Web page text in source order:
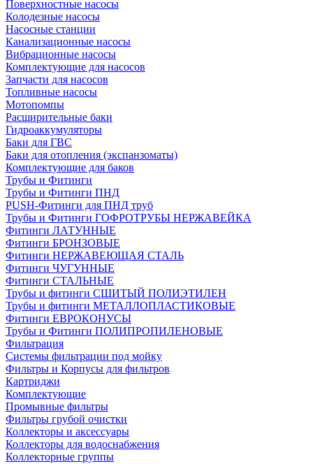
Поверхностные насосы
Колодезные насосы
Насосные станции
Канализационные насосы
Вибрационные насосы
Комплектующие для насосов
Запчасти для насосов
Топливные насосы
Мотопомпы
Расширительные баки
Гидроаккумуляторы
Баки для ГВС
Баки для отопления (экспанзоматы)
Комплектующие для баков
Трубы и Фитинги
Трубы и Фитинги ПНД
PUSH-Фитинги для ПНД труб
Трубы и Фитинги ГОФРОТРУБЫ НЕРЖАВЕЙКА
Фитинги ЛАТУННЫЕ
Фитинги БРОНЗОВЫЕ
Фитинги НЕРЖАВЕЮЩАЯ СТАЛЬ
Фитинги ЧУГУННЫЕ
Фитинги СТАЛЬНЫЕ
Трубы и фитинги СШИТЫЙ ПОЛИЭТИЛЕН
Трубы и фитинги МЕТАЛЛОПЛАСТИКОВЫЕ
Фитинги ЕВРОКОНУСЫ
Трубы и Фитинги ПОЛИПРОПИЛЕНОВЫЕ
Фильтрация
Системы фильтрации под мойку
Фильтры и Корпусы для фильтров
Картриджи
Комплектующие
Промывные фильтры
Фильтры грубой очистки
Коллекторы и аксессуары
Коллекторы для водоснабжения
Коллекторные группы